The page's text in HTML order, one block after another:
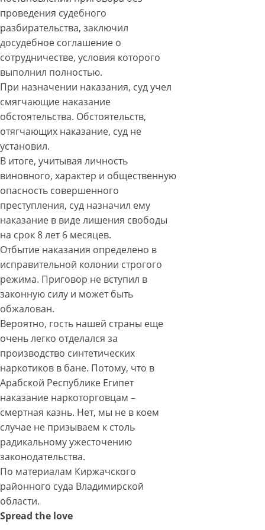
проведения судебного
разбирательства, заключил
досудебное соглашение о
сотрудничестве, условия которого
выполнил полностью.
При назначении наказания, суд учел
смягчающие наказание
обстоятельства. Обстоятельств,
отягчающих наказание, суд не
установил.
В итоге, учитывая личность
виновного, характер и общественную
опасность совершенного
преступления, суд назначил ему
наказание в виде лишения свободы
на срок 8 лет 6 месяцев.
Отбытие наказания определено в
исправительной колонии строгого
режима. Приговор не вступил в
законную силу и может быть
обжалован.
Вероятно, гость нашей страны еще
очень легко отделался за
производство синтетических
наркотиков в бане. Потому, что в
Арабской Республике Египет
наказание наркоторговцам –
смертная казнь. Нет, мы не в коем
случае не призываем к столь
радикальному ужесточению
законодательства.
По материалам Киржачского
районного суда Владимирской
области.
Spread the love